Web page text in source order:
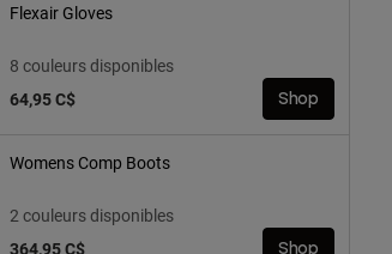
Flexair Gloves
8 couleurs disponibles
64,95 C$
Shop
Womens Comp Boots
2 couleurs disponibles
364,95 C$
Shop